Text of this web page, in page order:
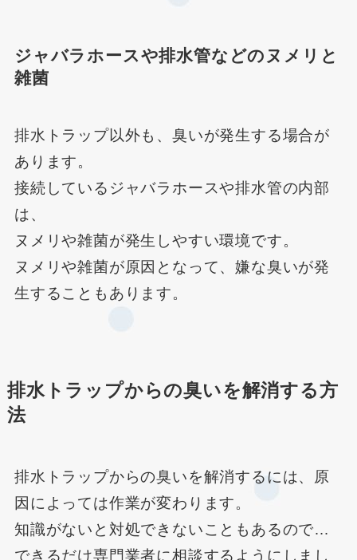
ジャバラホースや排水管などのヌメリと
雑菌
排水トラップ以外も、臭いが発生する場合が
あります。
接続しているジャバラホースや排水管の内部
は、
ヌメリや雑菌が発生しやすい環境です。
ヌメリや雑菌が原因となって、嫌な臭いが発
生することもあります。
排水トラップからの臭いを解消する方
法
排水トラップからの臭いを解消するには、原
因によっては作業が変わります。
知識がないと対処できないこともあるので…
できるだけ専門業者に相談するようにしまし